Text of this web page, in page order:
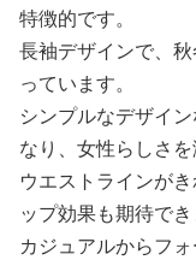
特徴的です。
長袖デザインで、
っています。
シンプルなデザイ
なり、女性らしさを
ウエストラインが
ップ効果も期待でき
カジュアルからフ